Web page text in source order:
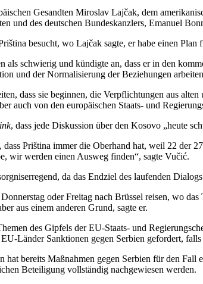
Gesandten Miroslav Lajčak, dem
und des deutschen Bundeskanzlers, Emanuel
besucht, wo Lajčak sagte, er habe einen
als schwierig und kündigte an, dass er in den
und der Normalisierung der Beziehungen
dass sie beginnen, die Verpflichtungen aus
auch von den europäischen Staats- und
, dass jede Diskussion über den Kosovo „heute
Priština immer die Oberhand hat, weil 22 der
wir werden einen Ausweg finden“, sagte Vučić.
da das Endziel des laufenden
oder Freitag nach Brüssel reisen, wo
aus einem anderen Grund, sagte er.
des Gipfels der EU-Staats- und
Länder Sanktionen gegen Serbien gefordert,
hat bereits Maßnahmen gegen Serbien für den
Beteiligung vollständig nachgewiesen werden.